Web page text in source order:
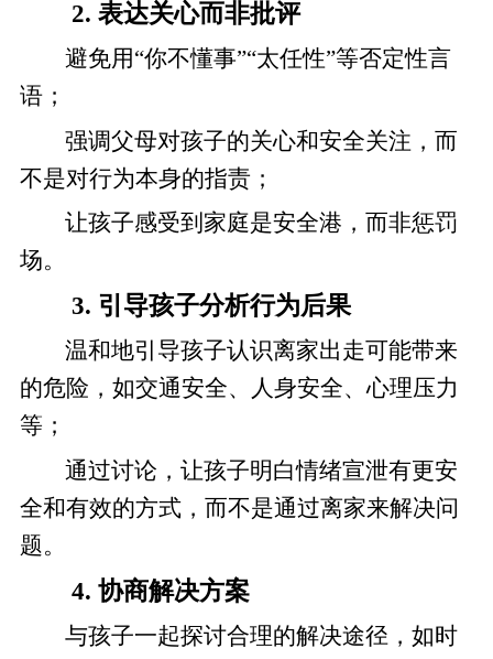
2. 表达关心而非批评
避免用“你不懂事”“太任性”等否定性言
语；
强调父母对孩子的关心和安全关注，而
不是对行为本身的指责；
让孩子感受到家庭是安全港，而非惩罚
场。
3. 引导孩子分析行为后果
温和地引导孩子认识离家出走可能带来
的危险，如交通安全、人身安全、心理压力
等；
通过讨论，让孩子明白情绪宣泄有更安
全和有效的方式，而不是通过离家来解决问
题。
4. 协商解决方案
与孩子一起探讨合理的解决途径，如时